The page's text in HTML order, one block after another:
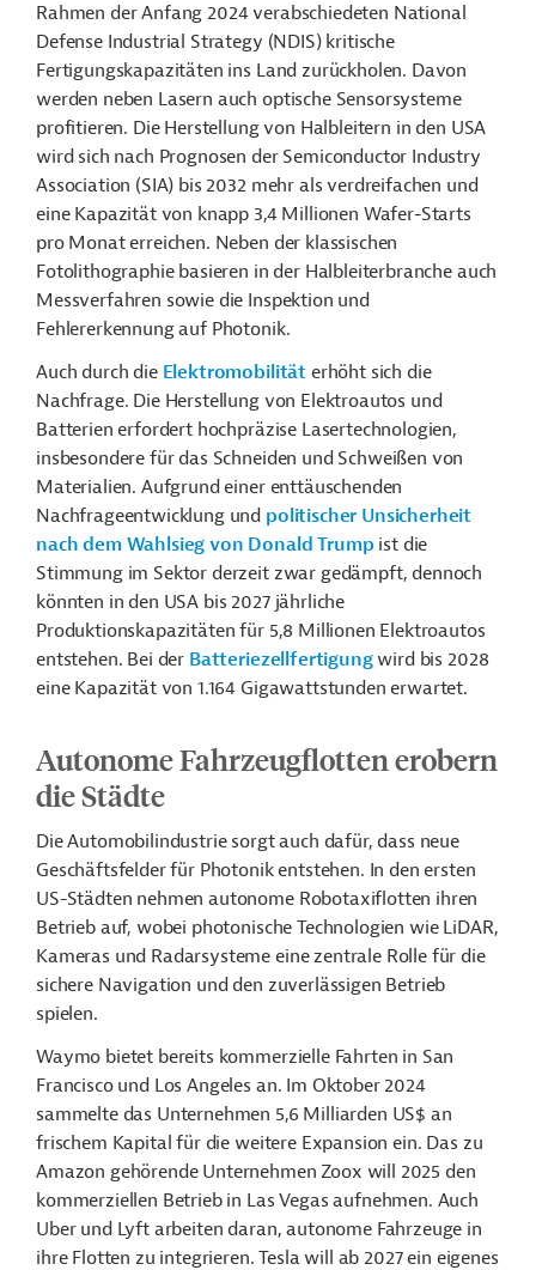
Rahmen der Anfang 2024 verabschiedeten National
Defense Industrial Strategy (NDIS) kritische
Fertigungskapazitäten ins Land zurückholen. Davon
werden neben Lasern auch optische Sensorsysteme
profitieren. Die Herstellung von Halbleitern in den USA
wird sich nach Prognosen der Semiconductor Industry
Association (SIA) bis 2032 mehr als verdreifachen und
eine Kapazität von knapp 3,4 Millionen Wafer-Starts
pro Monat erreichen. Neben der klassischen
Fotolithographie basieren in der Halbleiterbranche auch
Messverfahren sowie die Inspektion und
Fehlererkennung auf Photonik.
Auch durch die Elektromobilität erhöht sich die
Nachfrage. Die Herstellung von Elektroautos und
Batterien erfordert hochpräzise Lasertechnologien,
insbesondere für das Schneiden und Schweißen von
Materialien. Aufgrund einer enttäuschenden
Nachfrageentwicklung und politischer Unsicherheit
nach dem Wahlsieg von Donald Trump ist die
Stimmung im Sektor derzeit zwar gedämpft, dennoch
könnten in den USA bis 2027 jährliche
Produktionskapazitäten für 5,8 Millionen Elektroautos
entstehen. Bei der Batteriezellfertigungwird bis 2028
eine Kapazität von 1.164 Gigawattstunden erwartet.
Autonome Fahrzeugflotten erobern
die Städte
Die Automobilindustrie sorgt auch dafür, dass neue
Geschäftsfelder für Photonik entstehen. In den ersten
US-Städten nehmen autonome Robotaxiflotten ihren
Betrieb auf, wobei photonische Technologien wie LiDAR,
Kameras und Radarsysteme eine zentrale Rolle für die
sichere Navigation und den zuverlässigen Betrieb
spielen.
Waymo bietet bereits kommerzielle Fahrten in San
Francisco und Los Angeles an. Im Oktober 2024
sammelte das Unternehmen 5,6 Milliarden US$ an
frischem Kapital für die weitere Expansion ein. Das zu
Amazon gehörende Unternehmen Zoox will 2025 den
kommerziellen Betrieb in Las Vegas aufnehmen. Auch
Uber und Lyft arbeiten daran, autonome Fahrzeuge in
ihre Flotten zu integrieren. Tesla will ab 2027 ein eigenes